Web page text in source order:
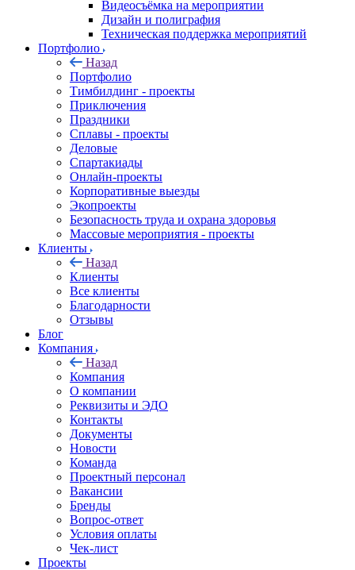
Видеосъёмка на мероприятии
Дизайн и полиграфия
Техническая поддержка мероприятий
Портфолио
Назад
Портфолио
Тимбилдинг - проекты
Приключения
Праздники
Сплавы - проекты
Деловые
Спартакиады
Онлайн-проекты
Корпоративные выезды
Экопроекты
Безопасность труда и охрана здоровья
Массовые мероприятия - проекты
Клиенты
Назад
Клиенты
Все клиенты
Благодарности
Отзывы
Блог
Компания
Назад
Компания
О компании
Реквизиты и ЭДО
Контакты
Документы
Новости
Команда
Проектный персонал
Вакансии
Бренды
Вопрос-ответ
Условия оплаты
Чек-лист
Проекты